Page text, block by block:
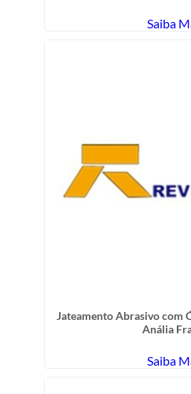
Saiba
Jateamento Abrasivo com
Anália
Saiba